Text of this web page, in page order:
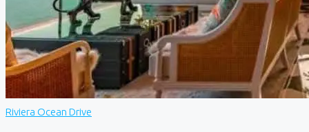
Riviera Ocean Drive